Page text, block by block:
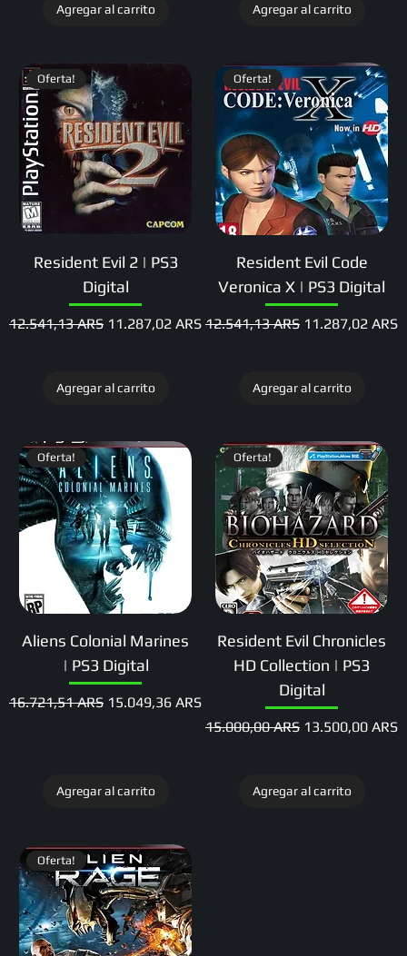
Agregar al carrito Agregar al carrito
Oferta!
Resident Evil 2 | PS3
Digital
Precio
12.541,13 ARS Precio de oferta
11.287,02 ARS
Agregar al carrito
Oferta!
Resident Evil Code
Veronica X | PS3 Digital
Precio
12.541,13 ARS Precio de oferta
11.287,02 ARS
Agregar al carrito
Oferta!
Aliens Colonial Marines
| PS3 Digital
Precio
16.721,51 ARS Precio de oferta
15.049,36 ARS
Agregar al carrito
Oferta!
Resident Evil Chronicles
HD Collection | PS3
Digital
Precio
15.000,00 ARS Precio de oferta
13.500,00 ARS
Agregar al carrito
Oferta!